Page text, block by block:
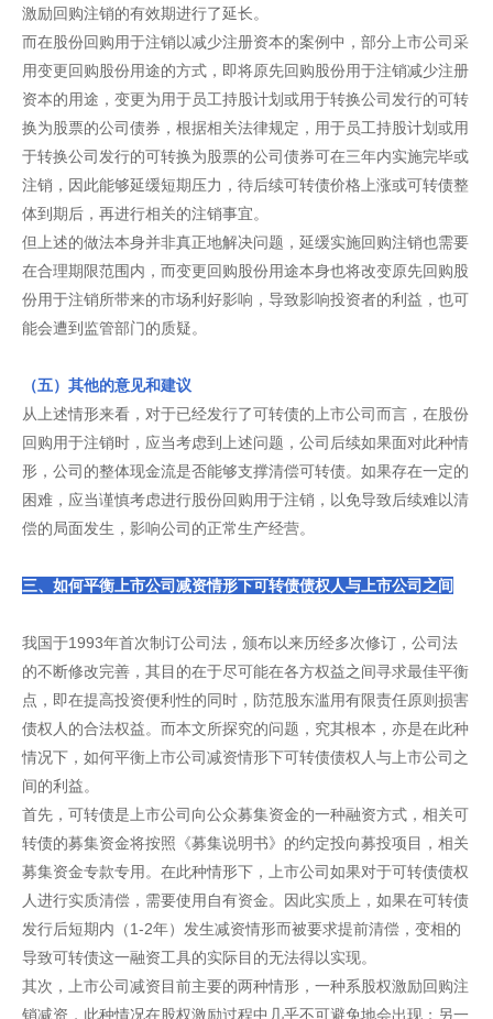
激励回购注销的有效期进行了延长。
而在股份回购用于注销以减少注册资本的案例中，部分上市公司采
用变更回购股份用途的方式，即将原先回购股份用于注销减少注册
资本的用途，变更为用于员工持股计划或用于转换公司发行的可转
换为股票的公司债券，根据相关法律规定，用于员工持股计划或用
于转换公司发行的可转换为股票的公司债券可在三年内实施完毕或
注销，因此能够延缓短期压力，待后续可转债价格上涨或可转债整
体到期后，再进行相关的注销事宜。
但上述的做法本身并非真正地解决问题，延缓实施回购注销也需要
在合理期限范围内，而变更回购股份用途本身也将改变原先回购股
份用于注销所带来的市场利好影响，导致影响投资者的利益，也可
能会遭到监管部门的质疑。
（五）其他的意见和建议
从上述情形来看，对于已经发行了可转债的上市公司而言，在股份
回购用于注销时，应当考虑到上述问题，公司后续如果面对此种情
形，公司的整体现金流是否能够支撑清偿可转债。如果存在一定的
困难，应当谨慎考虑进行股份回购用于注销，以免导致后续难以清
偿的局面发生，影响公司的正常生产经营。
三、如何平衡上市公司减资情形下可转债债权人与上市公司之间
我国于1993年首次制订公司法，颁布以来历经多次修订，公司法
的不断修改完善，其目的在于尽可能在各方权益之间寻求最佳平衡
点，即在提高投资便利性的同时，防范股东滥用有限责任原则损害
债权人的合法权益。而本文所探究的问题，究其根本，亦是在此种
情况下，如何平衡上市公司减资情形下可转债债权人与上市公司之
间的利益。
首先，可转债是上市公司向公众募集资金的一种融资方式，相关可
转债的募集资金将按照《募集说明书》的约定投向募投项目，相关
募集资金专款专用。在此种情形下，上市公司如果对于可转债债权
人进行实质清偿，需要使用自有资金。因此实质上，如果在可转债
发行后短期内（1-2年）发生减资情形而被要求提前清偿，变相的
导致可转债这一融资工具的实际目的无法得以实现。
其次，上市公司减资目前主要的两种情形，一种系股权激励回购注
销减资，此种情况在股权激励过程中几乎不可避免地会出现；另一